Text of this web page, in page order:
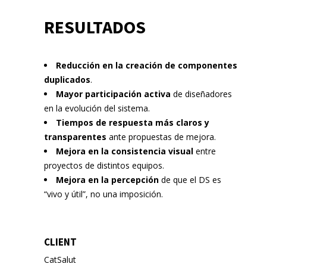
RESULTADOS
Reducción en la creación de componentes
duplicados.
Mayor participación activa de diseñadores
en la evolución del sistema.
Tiempos de respuesta más claros y
transparentes ante propuestas de mejora.
Mejora en la consistencia visual entre
proyectos de distintos equipos.
Mejora en la percepción de que el DS es
“vivo y útil”, no una imposición.
CLIENT
CatSalut